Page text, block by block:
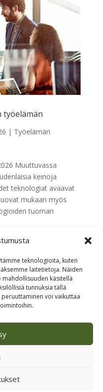
teknologioita, kuten
laitetietoja. Näiden
mahdollisuuden käsitellä
tunnuksia tällä
voi vaikuttaa
| Työelämän
Muuttuvassa
keinoja
teknologiat avaavat
mukaan myös
tuoman
Etsi